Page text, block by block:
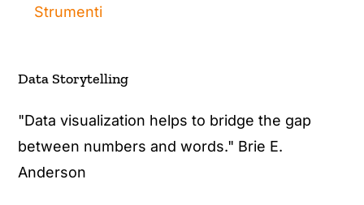
Strumenti
Data Storytelling
"Data visualization helps to bridge the gap
between numbers and words." Brie E.
Anderson